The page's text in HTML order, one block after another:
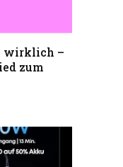
wirklich –
zum